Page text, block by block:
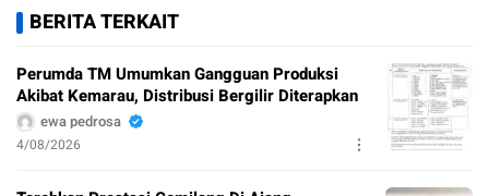
BERITA TERKAIT
Perumda TM Umumkan Gangguan Produksi
Akibat Kemarau, Distribusi Bergilir Diterapkan
ewa pedrosa
4/08/2026